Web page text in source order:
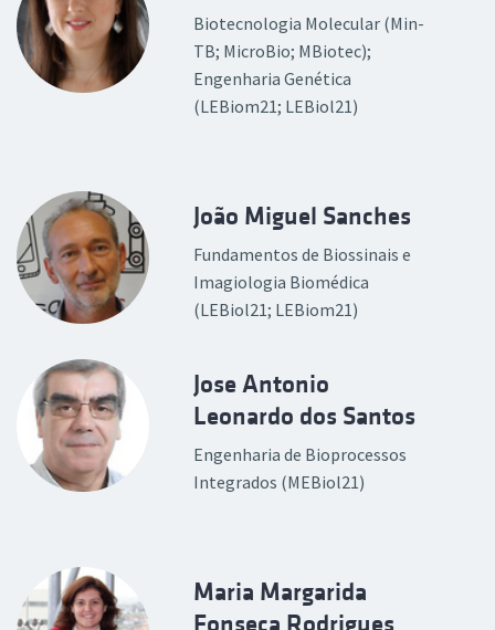
Biotecnologia Molecular (Min-
TB; MicroBio; MBiotec);
Engenharia Genética
(LEBiom21; LEBiol21)
João Miguel Sanches
Fundamentos de Biossinais e
Imagiologia Biomédica
(LEBiol21; LEBiom21)
Jose Antonio
Leonardo dos Santos
Engenharia de Bioprocessos
Integrados (MEBiol21)
Maria Margarida
Fonseca Rodrigues